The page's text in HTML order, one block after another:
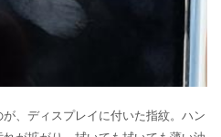
、ディスプレイに付いた指紋。ハン